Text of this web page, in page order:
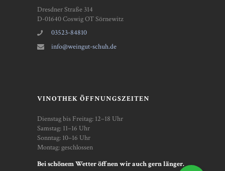
Dresdner Straße 314
D-01640 Coswig OT Sörnewitz
03523-84810
info@weingut-schuh.de
VINOTHEK ÖFFNUNGSZEITEN
Dienstag bis Freitag: 12–18 Uhr
Samstag: 11–16 Uhr
Sonntag: 10–16 Uhr
Montag: geschlossen
Bei schönem Wetter öffnen wir auch gern länger.